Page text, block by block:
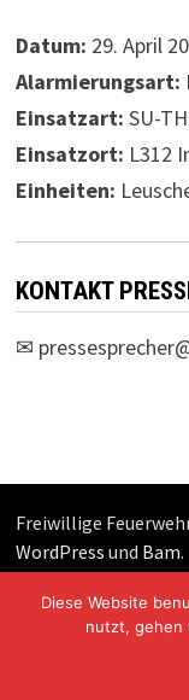
Datum: 29. April
Alarmierungsart:
Einsatzart: SU-
Einsatzort: L312
Einheiten:
KONTAKT
✉
Freiwillige
WordPress und Bam.
Diese Website
nutzt, gehen